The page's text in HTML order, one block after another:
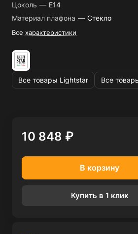
Цоколь — E14
Материал плафона — Стекло
Все характеристики
Все товары Lightstar Все
10 848 ₽
В корзину
Купить в 1 клик